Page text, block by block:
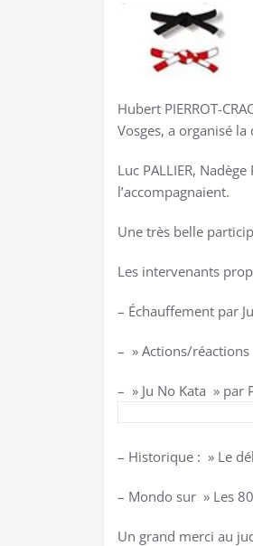
Hubert PIERROT-
Vosges, a organisé
Luc PALLIER,
l’accompagnaient.
Une très belle
Les intervenants
– Échauffement par
– » Actions/réactions
– » Ju No Kata » par
– Historique : » Le
– Mondo sur » Les
Un grand merci au